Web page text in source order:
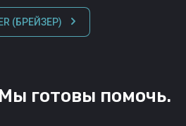
(БРЕЙЗЕР)
готовы помочь.